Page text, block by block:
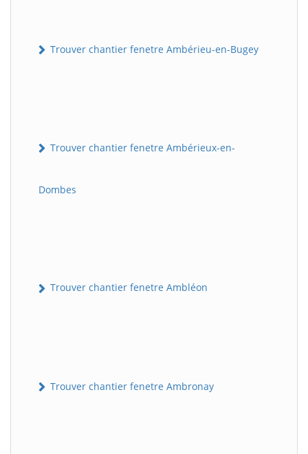
Trouver chantier fenetre Ambérieu-en-Bugey
Trouver chantier fenetre Ambérieux-en-
Dombes
Trouver chantier fenetre Ambléon
Trouver chantier fenetre Ambronay